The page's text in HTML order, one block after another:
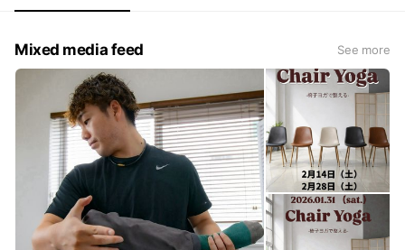
Mixed media feed See more